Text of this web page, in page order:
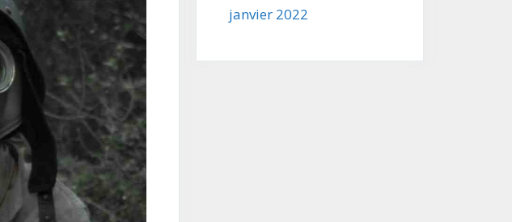
janvier 2022